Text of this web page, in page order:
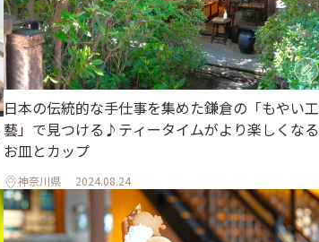
日本の伝統的な手仕事を集めた鎌倉の「もやい工
藝」で見つける♪ティータイムがより楽しくなる
お皿とカップ
神奈川県 2024.08.24